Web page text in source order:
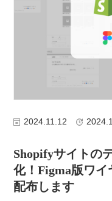
2024.11.12
Shopifyサイトの
化！Figma版ワ
配布します